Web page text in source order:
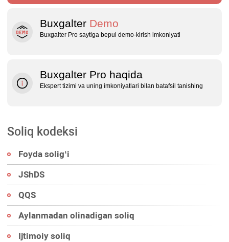
Buxgalter Demo
Buxgalter Pro saytiga bepul demo‑kirish imkoniyati
Buxgalter Pro haqida
Ekspert tizimi va uning imkoniyatlari bilan batafsil tanishing
Soliq kodeksi
Foyda soligʻi
JShDS
QQS
Aylanmadan olinadigan soliq
Ijtimoiy soliq